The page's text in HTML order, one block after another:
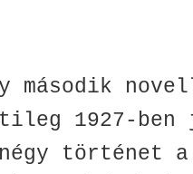
második
1927-ben
történet